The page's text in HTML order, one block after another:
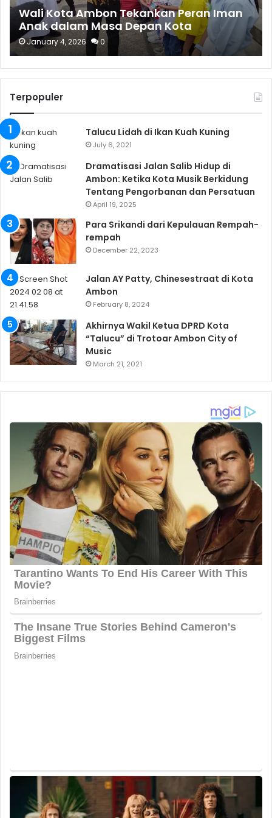
Wali Kota Ambon Tekankan Peran Iman
Anak dalam Masa Depan Kota
January 4, 2026 0
Terpopuler
Talucu Lidah di Ikan Kuah Kuning
July 6, 2021
Dramatisasi Jalan Salib Hidup di
Ambon: Ketika Kota Musik Berkidung
Tentang Pengorbanan dan Persatuan
April 19, 2025
Para Srikandi dari Kepulauan Rempah-
rempah
December 22, 2023
Jalan AY Patty, Chinesestraat di Kota
Ambon
February 8, 2024
Akhirnya Wakil Ketua DPRD Kota
“Talucu” di Trotoar Ambon City of
Music
March 21, 2021